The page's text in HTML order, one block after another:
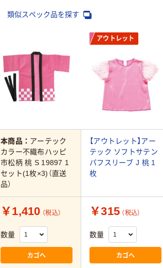
類似スペック品を探す
アウトレット
本商品： アーテック
カラー不織布ハッピ
市松柄 桃 S 19897 1
セット(1枚×3)（直送
品）
【アウトレット】アー
テック ソフトサテン
パフスリーブ J 桃 1
枚
￥1,410 （税込）
数量
カゴへ
￥315 （税込）
数量
カゴへ